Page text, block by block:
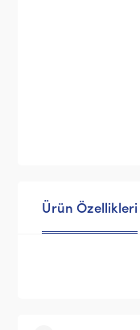
Ürün Özellikleri